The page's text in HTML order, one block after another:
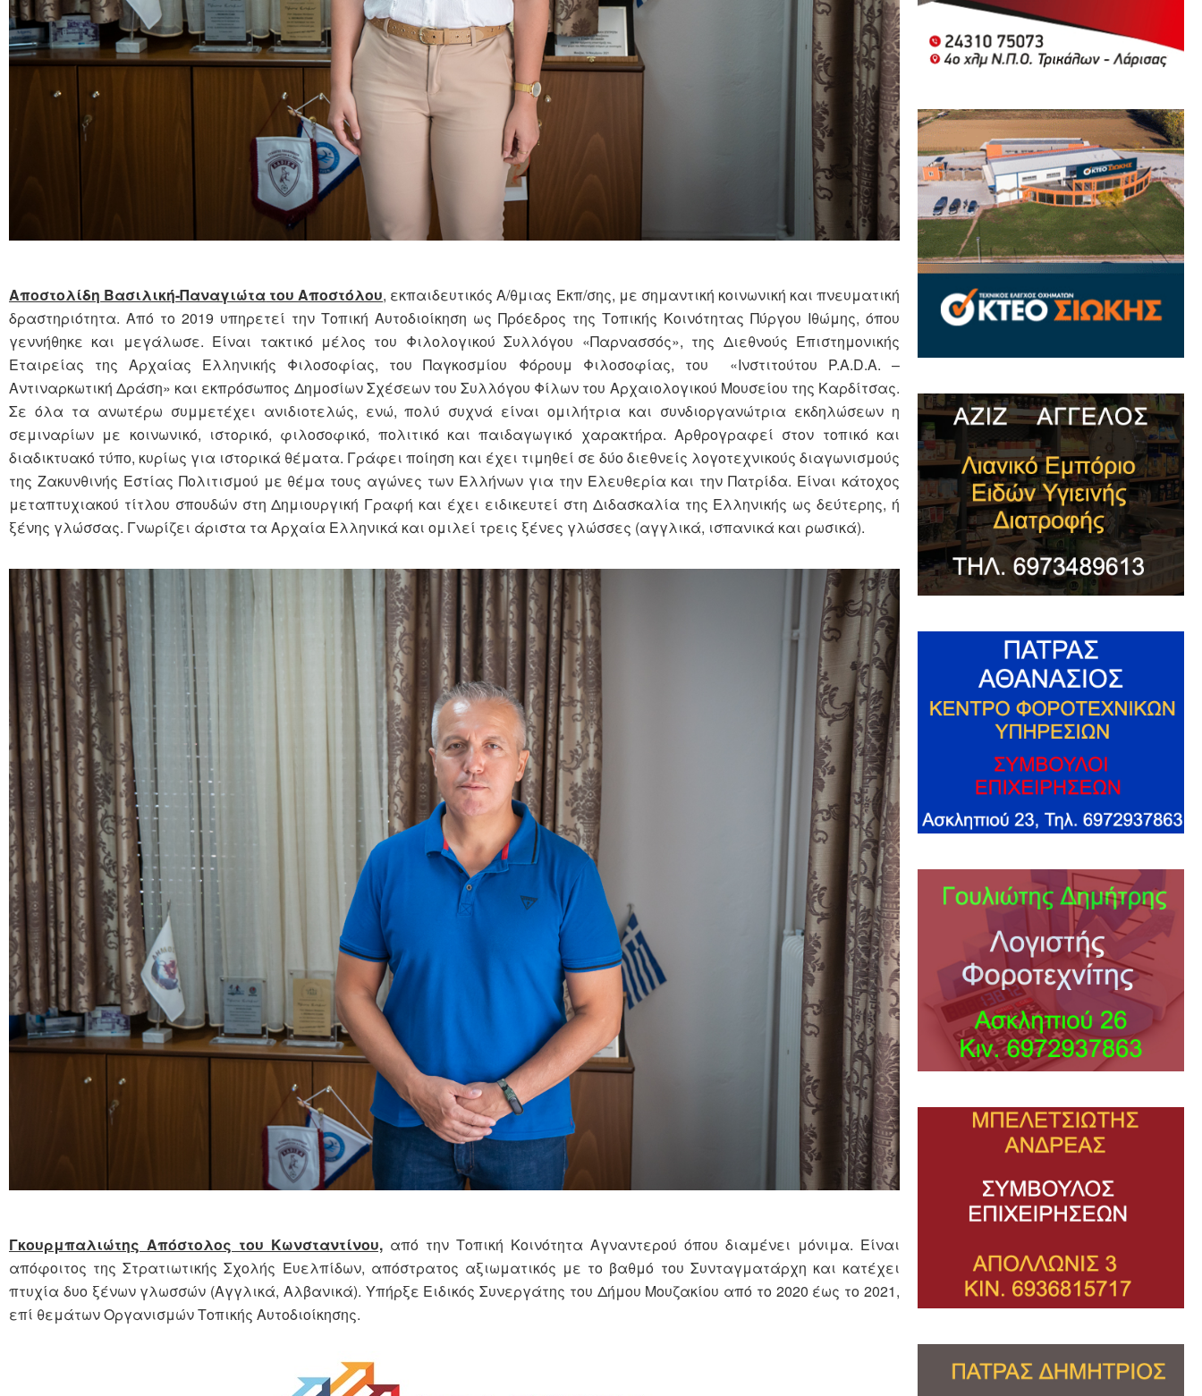
Αποστολίδη Βασιλική-Παναγιώτα του Αποστόλου, εκπαιδευτικός Α/θμιας Εκπ/σης, με σημαντική κοινωνική και πνευματική
δραστηριότητα. Από το 2019 υπηρετεί την Τοπική Αυτοδιοίκηση ως Πρόεδρος της Τοπικής Κοινότητας Πύργου Ιθώμης, όπου
γεννήθηκε και μεγάλωσε. Είναι τακτικό μέλος του Φιλολογικού Συλλόγου «Παρνασσός», της Διεθνούς Επιστημονικής
Εταιρείας της Αρχαίας Ελληνικής Φιλοσοφίας, του Παγκοσμίου Φόρουμ Φιλοσοφίας, του «Ινστιτούτου P.A.D.A. –
Αντιναρκωτική Δράση» και εκπρόσωπος Δημοσίων Σχέσεων του Συλλόγου Φίλων του Αρχαιολογικού Μουσείου της Καρδίτσας.
Σε όλα τα ανωτέρω συμμετέχει ανιδιοτελώς, ενώ, πολύ συχνά είναι ομιλήτρια και συνδιοργανώτρια εκδηλώσεων η
σεμιναρίων με κοινωνικό, ιστορικό, φιλοσοφικό, πολιτικό και παιδαγωγικό χαρακτήρα. Αρθρογραφεί στον τοπικό και
διαδικτυακό τύπο, κυρίως για ιστορικά θέματα. Γράφει ποίηση και έχει τιμηθεί σε δύο διεθνείς λογοτεχνικούς διαγωνισμούς
της Ζακυνθινής Εστίας Πολιτισμού με θέμα τους αγώνες των Ελλήνων για την Ελευθερία και την Πατρίδα. Είναι κάτοχος
μεταπτυχιακού τίτλου σπουδών στη Δημιουργική Γραφή και έχει ειδικευτεί στη Διδασκαλία της Ελληνικής ως δεύτερης, ή
ξένης γλώσσας. Γνωρίζει άριστα τα Αρχαία Ελληνικά και ομιλεί τρεις ξένες γλώσσες (αγγλικά, ισπανικά και ρωσικά).
Γκουρμπαλιώτης Απόστολος του Κωνσταντίνου, από την Τοπική Κοινότητα Αγναντερού όπου διαμένει μόνιμα. Είναι
απόφοιτος της Στρατιωτικής Σχολής Ευελπίδων, απόστρατος αξιωματικός με το βαθμό του Συνταγματάρχη και κατέχει
πτυχία δυο ξένων γλωσσών (Αγγλικά, Αλβανικά). Υπήρξε Ειδικός Συνεργάτης του Δήμου Μουζακίου από το 2020 έως το 2021,
επί θεμάτων Οργανισμών Τοπικής Αυτοδιοίκησης.